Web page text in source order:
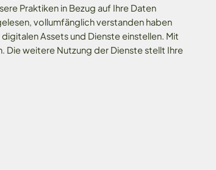
Praktiken in Bezug auf Ihre Daten
vollumfänglich verstanden haben
Assets und Dienste einstellen. Mit
Die weitere Nutzung der Dienste stellt Ihre